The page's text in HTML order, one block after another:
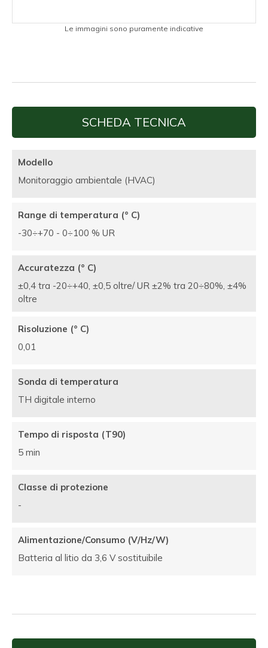
Le immagini sono puramente indicative
SCHEDA TECNICA
Modello
Monitoraggio ambientale (HVAC)
Range di temperatura (° C)
-30÷+70 - 0÷100 % UR
Accuratezza (° C)
±0,4 tra -20÷+40, ±0,5 oltre/ UR ±2% tra 20÷80%, ±4%
oltre
Risoluzione (° C)
0,01
Sonda di temperatura
TH digitale interno
Tempo di risposta (T90)
5 min
Classe di protezione
-
Alimentazione/Consumo (V/Hz/W)
Batteria al litio da 3,6 V sostituibile